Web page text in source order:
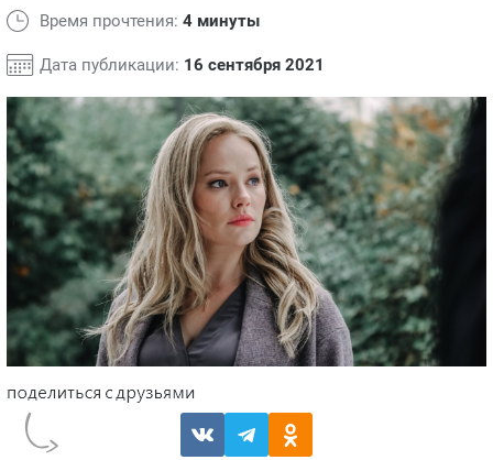
Время прочтения: 4 минуты
Дата публикации: 16 сентября 2021